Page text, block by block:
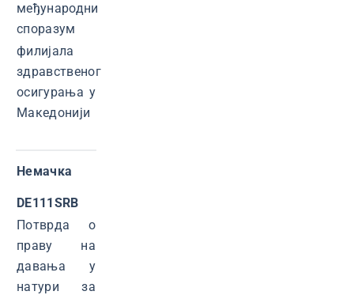
међународни
споразум
филијала
здравственог
осигурања у
Македонији
Немачка
DE111SRB
Потврда о
праву на
давања у
натури за